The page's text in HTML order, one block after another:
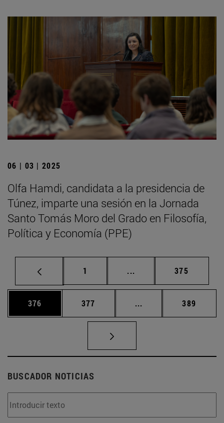
06 | 03 | 2025
Olfa Hamdi, candidata a la presidencia de
Túnez, imparte una sesión en la Jornada
Santo Tomás Moro del Grado en Filosofía,
Política y Economía (PPE)
Página
1 ... Páginas intermedias
Página
375
Página
376 Página
377 ... Páginas intermedias
Página
389
BUSCADOR NOTICIAS